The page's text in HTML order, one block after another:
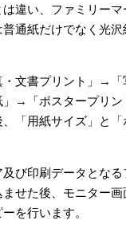
違い、ファミリー
通紙だけでなく光沢
文書プリント」→「
→「ポスタープリン
「用紙サイズ」と
び印刷データとなる
せた後、モニター
を行います。